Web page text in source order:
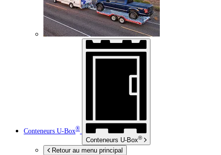
Conteneurs U-Box®
Conteneurs U-Box®
Retour au menu principal